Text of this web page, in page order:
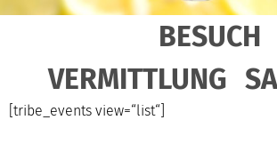
BESUCH
VERMITTLUNG
[tribe_events view=“list“]